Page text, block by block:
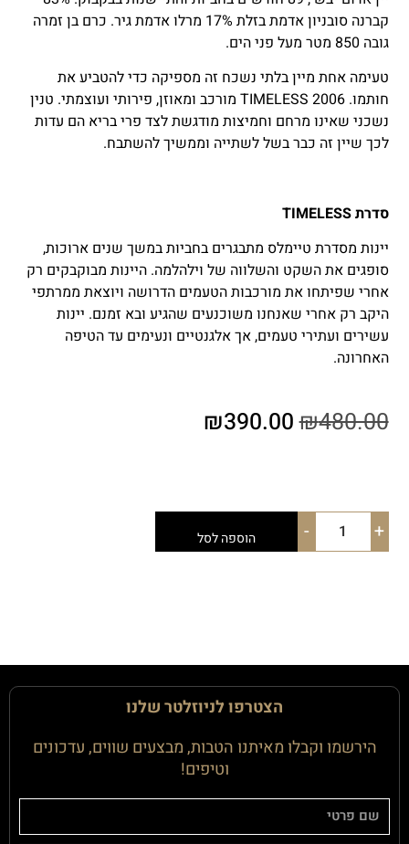
קברנה סובניון אדמת בזלת 17% מרלו אדמת גיר. כרם בן זמרה
גובה 850 מטר מעל פני הים.
טעימה אחת מיין בלתי נשכח זה מספיקה כדי להטביע את
חותמו. 2006 TIMELESS מורכב ומאוזן, פירותי ועוצמתי. טנין
נשכני שאינו מרחם וחמיצות מודגשת לצד פרי בריא הם עדות
לכך שיין זה כבר בשל לשתייה וממשיך להשתבח.
סדרתTIMELESS
יינות מסדרת טיימלס מתבגרים בחביות במשך שנים ארוכות,
סופגים את השקט והשלווה של וילהלמה. היינות מבוקבקים רק
אחרי שפיתחו את מורכבות הטעמים הדרושה ויוצאת ממרתפי
היקב רק אחרי שאנחנו משוכנעים שהגיע ובא זמנם. יינות
עשירים ועתירי טעמים, אך אלגנטיים ונעימים עד הטיפה
האחרונה.
₪480.00
₪390.00
- + הוספה לסל
הצטרפו לניוזלטר שלנו
הירשמו וקבלו מאיתנו הטבות, מבצעים שווים, עדכונים
וטיפים!